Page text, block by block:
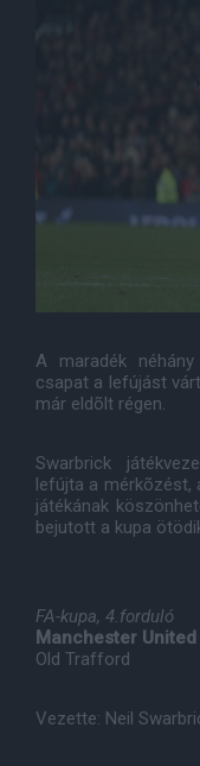
A maradék
csapat a lefújást
már eldõlt régen.
Swarbrick
lefújta a mérkõzést,
játékának
bejutott a kupa
FA-kupa, 4.forduló
Manchester
Old Trafford
Vezette: Neil